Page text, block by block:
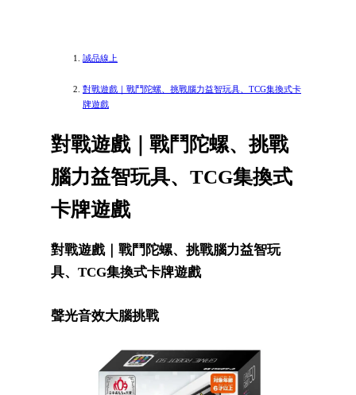
誠品線上
對戰遊戲｜戰鬥陀螺、挑戰腦力益智玩具、TCG集換式卡
牌遊戲
對戰遊戲｜戰鬥陀螺、挑戰
腦力益智玩具、TCG集換式
卡牌遊戲
對戰遊戲｜戰鬥陀螺、挑戰腦力益智玩
具、TCG集換式卡牌遊戲
聲光音效大腦挑戰